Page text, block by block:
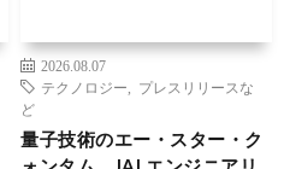
2026.08.07
テクノロジー
プレスリリースな
ど
量子技術のエー・スター・ク